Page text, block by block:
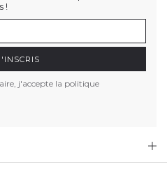
!
j'accepte la politique